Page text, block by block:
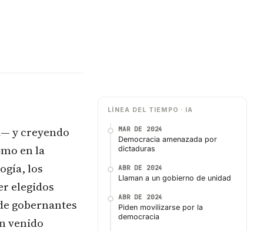
y creyendo
en la
los
elegidos
gobernantes
venido
LÍNEA DEL TIEMPO · IA
MAR DE 2024
Democracia amenazada por
dictaduras
ABR DE 2024
Llaman a un gobierno de unidad
ABR DE 2024
Piden movilizarse por la
democracia